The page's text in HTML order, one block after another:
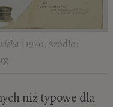
|1920, źródło:
niż typowe dla